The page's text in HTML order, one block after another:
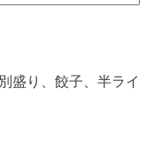
盛り、餃子、半ライ